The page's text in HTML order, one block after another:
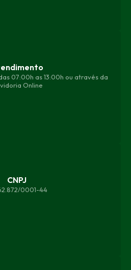
07:00h as 13:00h ou através da
Online
CNPJ
0001-44